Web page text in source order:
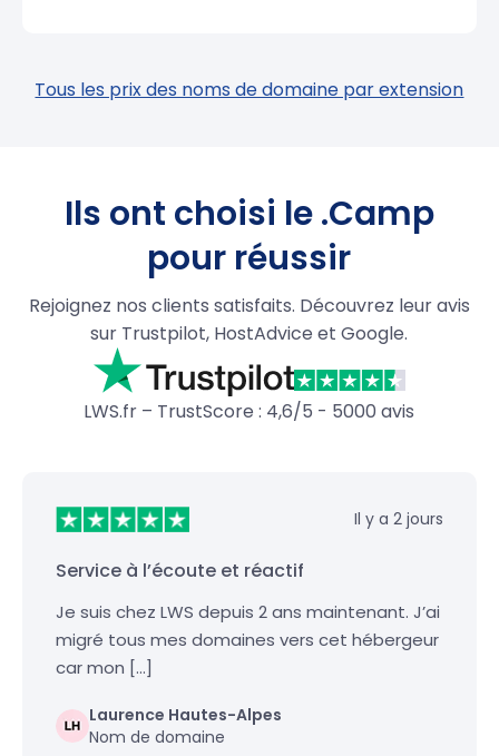
Tous les prix des noms de domaine par extension
Ils ont choisi le .Camp
pour réussir
Rejoignez nos clients satisfaits. Découvrez leur avis
sur Trustpilot, HostAdvice et Google.
LWS.fr – TrustScore : 4,6/5 - 5000 avis
Il y a 2 jours
Service à l’écoute et réactif
Je suis chez LWS depuis 2 ans maintenant. J’ai
migré tous mes domaines vers cet hébergeur
car mon […]
Laurence Hautes-Alpes
Nom de domaine